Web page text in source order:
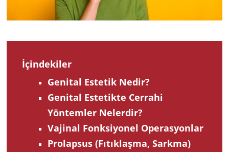
İçindekiler
Genital Estetik Nedir?
Genital Estetikte Cerrahi
Yöntemler Nelerdir?
Vajinal Fonksiyonel Operasyonlar
Prolapsus (Fıtıklaşma, Sarkma)